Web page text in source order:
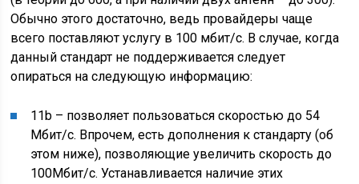
Обычно этого достаточно, ведь провайдеры чаще
всего поставляют услугу в 100 мбит/с. В случае, когда
данный стандарт не поддерживается следует
опираться на следующую информацию:
11b – позволяет пользоваться скоростью до 54
Мбит/с. Впрочем, есть дополнения к стандарту (об
этом ниже), позволяющие увеличить скорость до
100Мбит/с. Устанавливается наличие этих